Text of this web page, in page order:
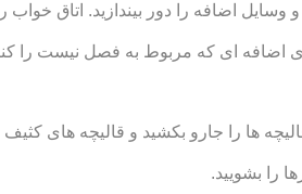
اضافه را دور بیندازید. اتاق خواب
اضافه ای که مربوط به فصل نیست را
ها را جارو بکشید و قالیچه‏ های کثیف
را بشویید.